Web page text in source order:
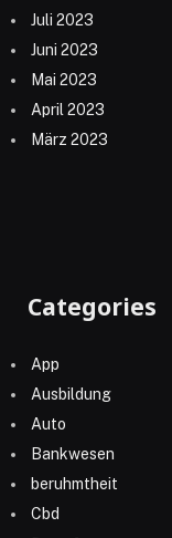
Juli 2023
Juni 2023
Mai 2023
April 2023
März 2023
Categories
App
Ausbildung
Auto
Bankwesen
beruhmtheit
Cbd